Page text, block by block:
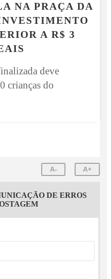
NA PRAÇA DA
A R$ 3
deve
crianças do
A- A+
DE ERROS